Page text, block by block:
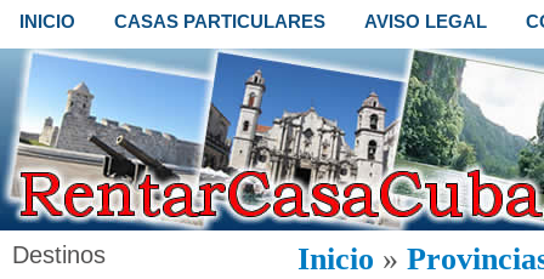
INICIO CASAS PARTICULARES AVISO LEGAL
Destinos Inicio »